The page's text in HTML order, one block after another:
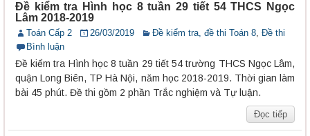
Đề kiểm tra Hình học 8 tuần 29 tiết 54 THCS Ngọc
Lâm 2018-2019
Toán Cấp 2 26/03/2019 Đề kiểm tra, đề thi Toán 8, Đề thi
Bình luận
Đề kiểm tra Hình học 8 tuần 29 tiết 54 trường THCS Ngọc Lâm,
quận Long Biên, TP Hà Nội, năm học 2018-2019. Thời gian làm
bài 45 phút. Đề thi gồm 2 phần Trắc nghiệm và Tự luận.
Đọc tiếp